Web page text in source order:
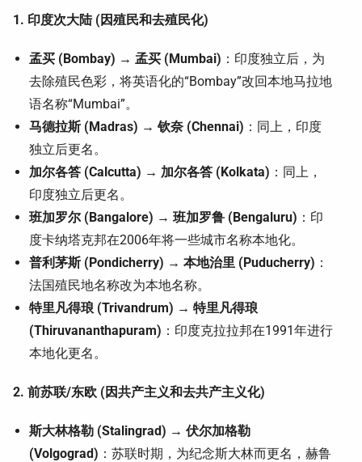
1. 印度次大陆 (因殖民和去殖民化)
孟买 (Bombay) → 孟买 (Mumbai) ：印度独立后，为
去除殖民色彩，将英语化的“Bombay”改回本地马拉地
语名称“Mumbai”。
马德拉斯 (Madras) → 钦奈 (Chennai) ：同上，印度
独立后更名。
加尔各答 (Calcutta) → 加尔各答 (Kolkata) ：同上，
印度独立后更名。
班加罗尔 (Bangalore) → 班加罗鲁 (Bengaluru) ：印
度卡纳塔克邦在2006年将一些城市名称本地化。
普利茅斯 (Pondicherry) → 本地治里 (Puducherry) ：
法国殖民地名称改为本地名称。
特里凡得琅 (Trivandrum) → 特里凡得琅
(Thiruvananthapuram) ：印度克拉拉邦在1991年进行
本地化更名。
2. 前苏联/东欧 (因共产主义和去共产主义化)
斯大林格勒 (Stalingrad) → 伏尔加格勒
(Volgograd) ：苏联时期，为纪念斯大林而更名，赫鲁